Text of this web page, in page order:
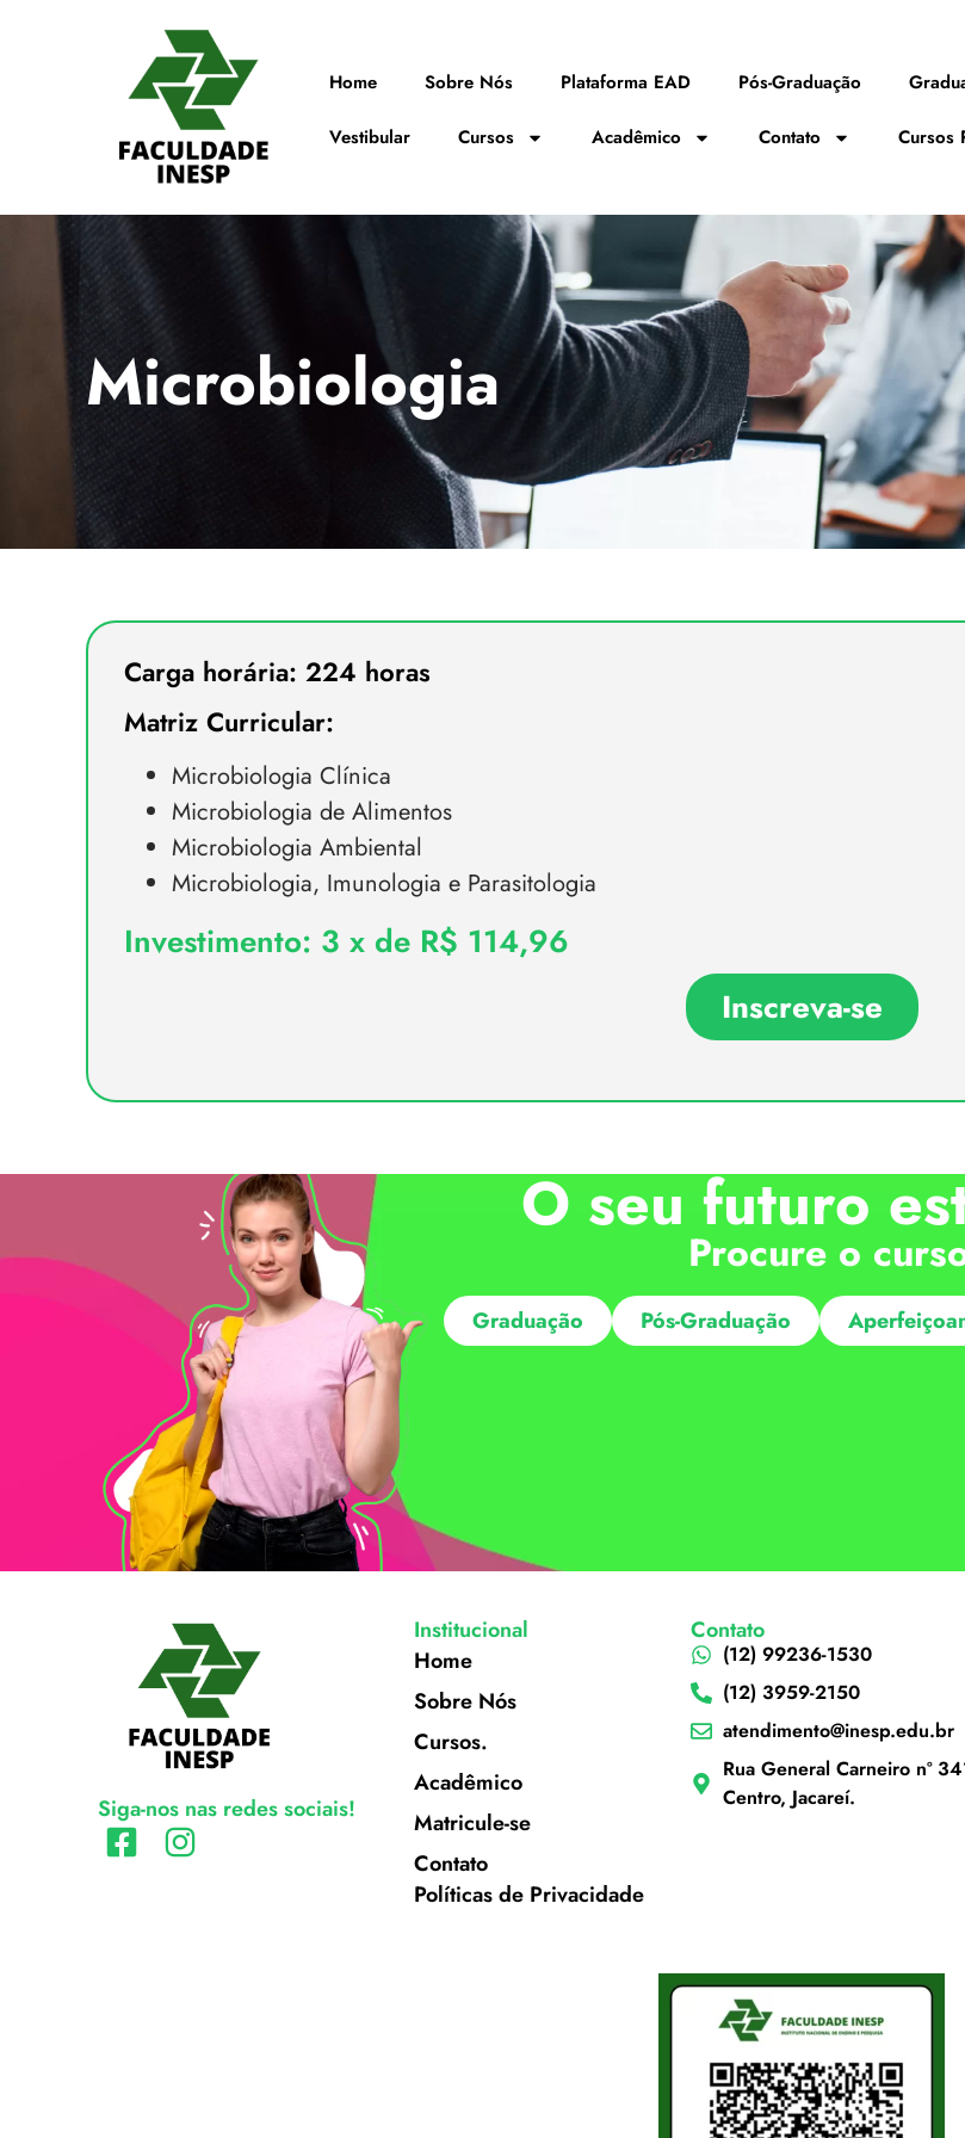
Home Sobre Nós Plataforma EAD Pós-Graduação
Vestibular Cursos Acadêmico Contato Cursos
Microbiologia
Carga horária: 224 horas
Matriz Curricular:
Microbiologia Clínica
Microbiologia de Alimentos
Microbiologia Ambiental
Microbiologia, Imunologia e Parasitologia
Investimento: 3 x de R$ 114,96
Inscreva-se
O seu futuro
Procure o
Graduação Pós-Graduação
Siga-nos nas redes sociais!
Institucional
Home
Sobre Nós
Cursos.
Acadêmico
Matricule-se
Contato
Políticas de Privacidade
Contato
(12) 99236-1530
(12) 3959-2150
atendimento@inesp.edu.br
Rua General Carneiro nº
Centro, Jacareí.